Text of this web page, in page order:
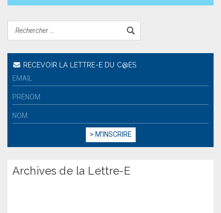
RECEVOIR LA LETTRE-E DU C@ES
Archives de la Lettre-E